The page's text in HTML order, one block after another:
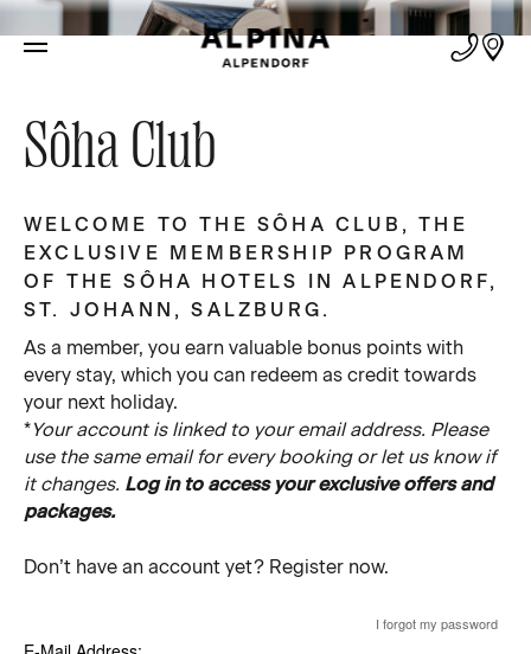
Sôha Club
WELCOME TO THE SÔHA CLUB, THE
EXCLUSIVE MEMBERSHIP PROGRAM
OF THE SÔHA HOTELS IN ALPENDORF,
ST. JOHANN, SALZBURG.
As a member, you earn valuable bonus points with
every stay, which you can redeem as credit towards
your next holiday.
*Your account is linked to your email address. Please
use the same email for every booking or let us know if
it changes. Log in to access your exclusive offers and
packages.
Don’t have an account yet? Register now.
I forgot my password